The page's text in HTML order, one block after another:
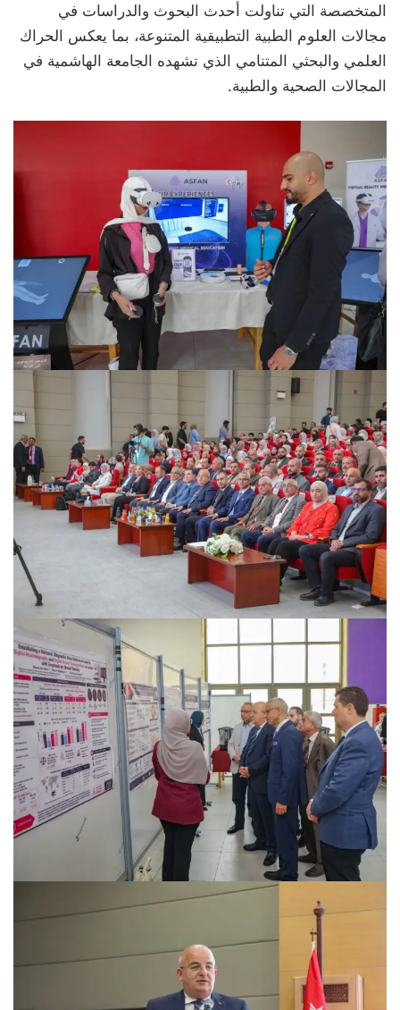
المتخصصة التي تناولت أحدث البحوث والدراسات في
مجالات العلوم الطبية التطبيقية المتنوعة، بما يعكس الحراك
العلمي والبحثي المتنامي الذي تشهده الجامعة الهاشمية في
المجالات الصحية والطبية.